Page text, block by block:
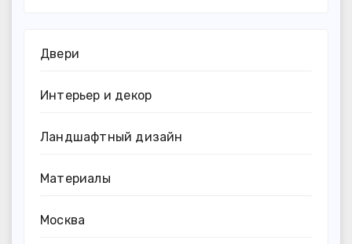
Двери
Интерьер и декор
Ландшафтный дизайн
Материалы
Москва